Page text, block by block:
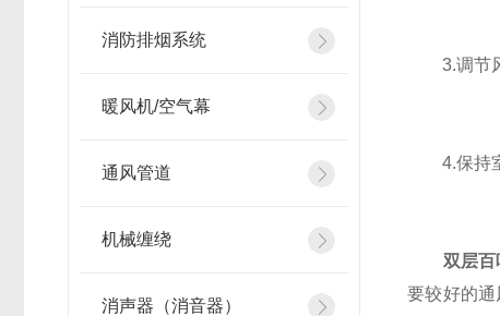
消防排烟系统
暖风机/空气幕
通风管道
机械缠绕
消声器（消音器）
3.调节风
4.保持室
双层百
要较好的